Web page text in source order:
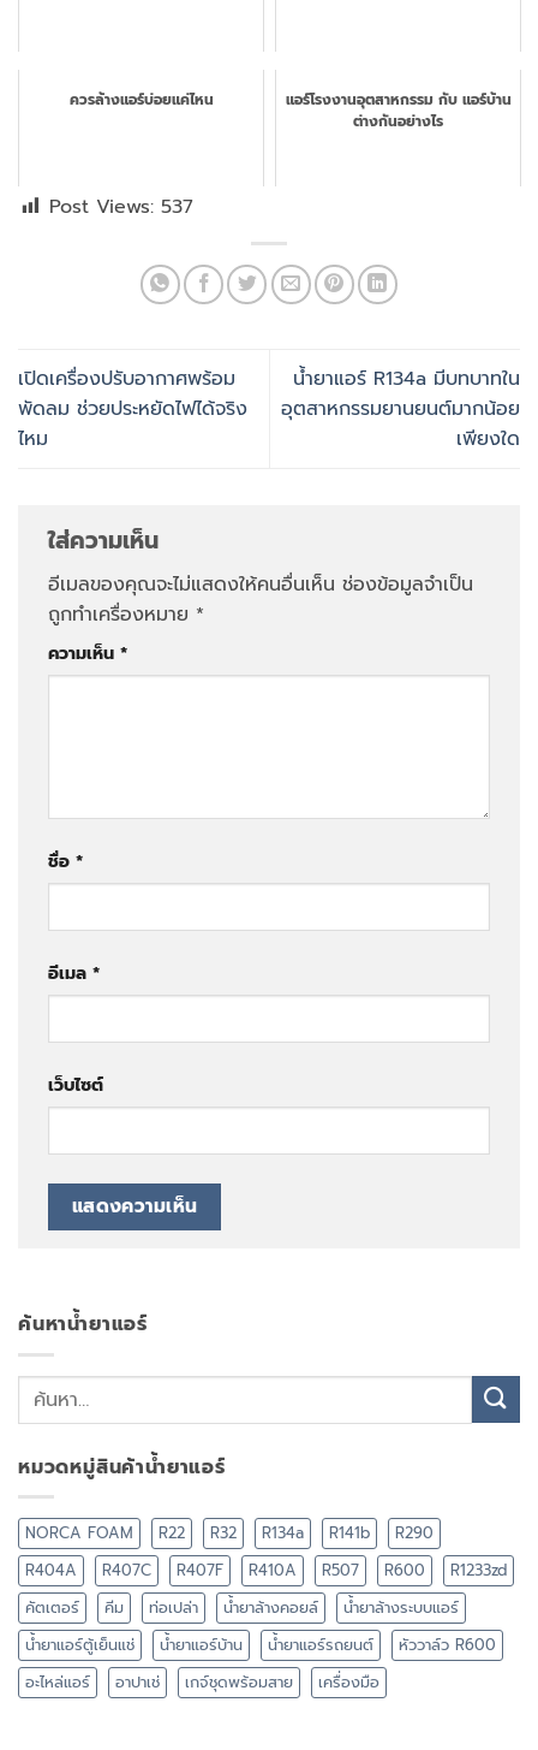
ควรล้างแอร์บ่อยแค่ไหน
แอร์โรงงานอุตสาหกรรม กับ แอร์บ้าน
ต่างกันอย่างไร
Post Views: 537
เปิดเครื่องปรับอากาศพร้อม
พัดลม ช่วยประหยัดไฟได้จริง
ไหม
น้ำยาแอร์ R134a มีบทบาทใน
อุตสาหกรรมยานยนต์มากน้อย
เพียงใด
ใส่ความเห็น
อีเมลของคุณจะไม่แสดงให้คนอื่นเห็น ช่องข้อมูลจำเป็น
ถูกทำเครื่องหมาย *
ความเห็น *
ชื่อ *
อีเมล *
เว็บไซต์
ค้นหาน้ำยาแอร์
หมวดหมู่สินค้าน้ำยาแอร์
NORCA FOAM R22 R32 R134a R141b
R290
R404A
R407C R407F R410A R507 R600
R1233zd
คัตเตอร์
คีม ท่อเปล่า น้ำยาล้างคอยล์
น้ำยาล้างระบบแอร์
น้ำยาแอร์ตู้เย็นแช่
น้ำยาแอร์บ้าน น้ำยาแอร์รถยนต์
หัววาล์ว R600
อะไหล่แอร์
อาปาเช่ เกจ์ชุดพร้อมสาย เครื่องมือ